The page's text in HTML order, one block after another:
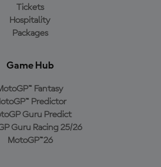
Tickets
Hospitality
Packages
Game Hub
Fantasy
Predictor
Guru Predict
Guru Racing 25/26
MotoGP™26